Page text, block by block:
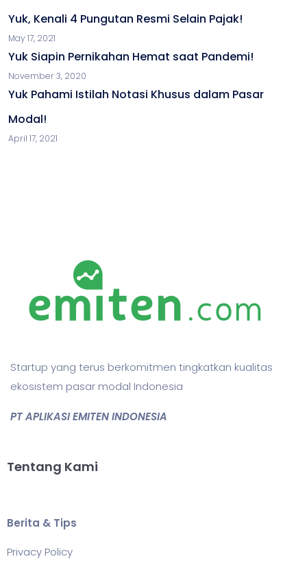
Yuk, Kenali 4 Pungutan Resmi Selain Pajak!
May 17, 2021
Yuk Siapin Pernikahan Hemat saat Pandemi!
November 3, 2020
Yuk Pahami Istilah Notasi Khusus dalam Pasar
Modal!
April 17, 2021
Startup yang terus berkomitmen tingkatkan kualitas
ekosistem pasar modal Indonesia
PT APLIKASI EMITEN INDONESIA
Tentang Kami
Berita & Tips
Privacy Policy